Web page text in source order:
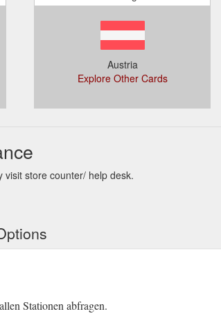
Austria
Explore Other Cards
visit store counter/ help desk.
Stationen abfragen.